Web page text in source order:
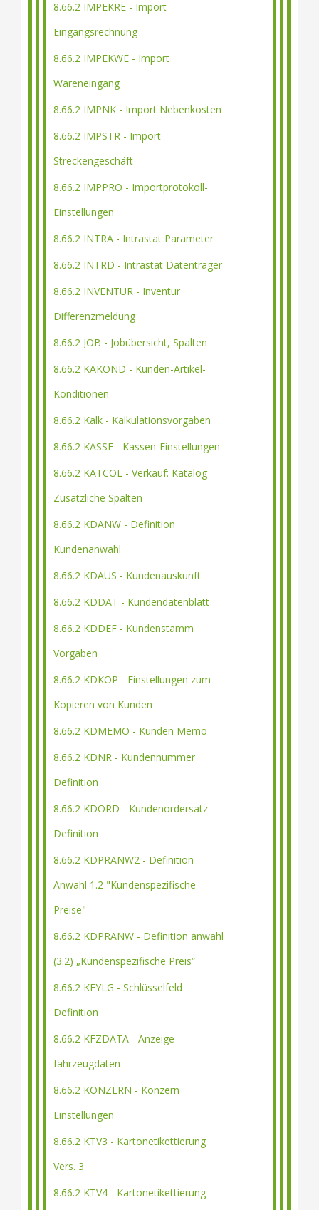
8.66.2 IMPEKRE - Import
Eingangsrechnung
8.66.2 IMPEKWE - Import
Wareneingang
8.66.2 IMPNK - Import Nebenkosten
8.66.2 IMPSTR - Import
Streckengeschäft
8.66.2 IMPPRO - Importprotokoll-
Einstellungen
8.66.2 INTRA - Intrastat Parameter
8.66.2 INTRD - Intrastat Datenträger
8.66.2 INVENTUR - Inventur
Differenzmeldung
8.66.2 JOB - Jobübersicht, Spalten
8.66.2 KAKOND - Kunden-Artikel-
Konditionen
8.66.2 Kalk - Kalkulationsvorgaben
8.66.2 KASSE - Kassen-Einstellungen
8.66.2 KATCOL - Verkauf: Katalog
Zusätzliche Spalten
8.66.2 KDANW - Definition
Kundenanwahl
8.66.2 KDAUS - Kundenauskunft
8.66.2 KDDAT - Kundendatenblatt
8.66.2 KDDEF - Kundenstamm
Vorgaben
8.66.2 KDKOP - Einstellungen zum
Kopieren von Kunden
8.66.2 KDMEMO - Kunden Memo
8.66.2 KDNR - Kundennummer
Definition
8.66.2 KDORD - Kundenordersatz-
Definition
8.66.2 KDPRANW2 - Definition
Anwahl 1.2 "Kundenspezifische
Preise"
8.66.2 KDPRANW - Definition anwahl
(3.2) „Kundenspezifische Preis“
8.66.2 KEYLG - Schlüsselfeld
Definition
8.66.2 KFZDATA - Anzeige
fahrzeugdaten
8.66.2 KONZERN - Konzern
Einstellungen
8.66.2 KTV3 - Kartonetikettierung
Vers. 3
8.66.2 KTV4 - Kartonetikettierung